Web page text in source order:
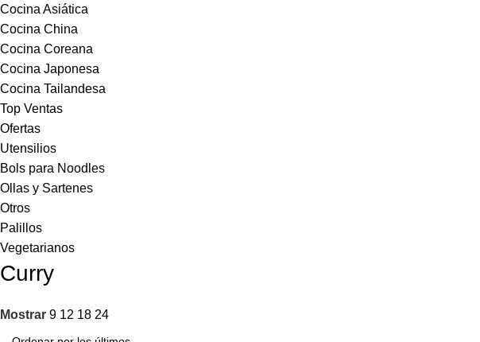
Cocina Asiática
Cocina China
Cocina Coreana
Cocina Japonesa
Cocina Tailandesa
Top Ventas
Ofertas
Utensilios
Bols para Noodles
Ollas y Sartenes
Otros
Palillos
Vegetarianos
Curry
Mostrar 9 12 18 24